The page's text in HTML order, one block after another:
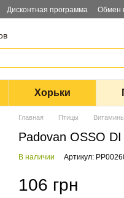
Дисконтная программа Обмен
Хорьки
Главная Птицы
Padovan OSSO
В наличии Артикул:
106 грн